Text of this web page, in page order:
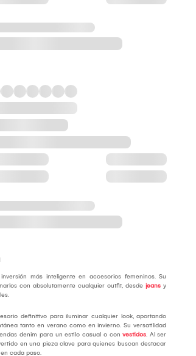
más inteligente en accesorios femeninos. Su
con absolutamente cualquier outfit, desdejeans y
definitivo para iluminar cualquier look, aportando
tanto en verano como en invierno. Su versatilidad
denim para un estilo casual o convestidos. Al ser
en una pieza clave para quienes buscan destacar
cada paso.